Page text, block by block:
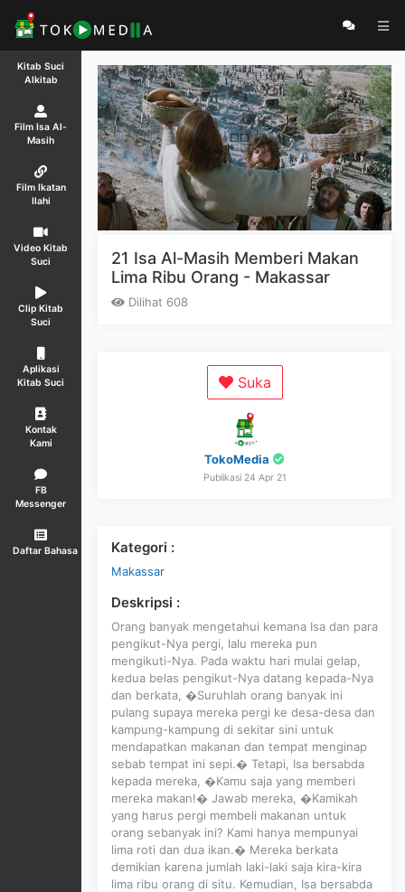
Kitab Suci
Alkitab
Film Isa Al-
Masih
Film Ikatan
Ilahi
Video Kitab
Suci
Clip Kitab
Suci
Aplikasi
Kitab Suci
Kontak
Kami
FB
Messenger
Daftar Bahasa
21 Isa Al-Masih Memberi Makan
Lima Ribu Orang - Makassar
Dilihat 608
Suka
TokoMedia
Publikasi 24 Apr 21
Kategori :
Makassar
Deskripsi :
Orang banyak mengetahui kemana Isa dan para
pengikut-Nya pergi, lalu mereka pun
mengikuti-Nya. Pada waktu hari mulai gelap,
kedua belas pengikut-Nya datang kepada-Nya
dan berkata, �Suruhlah orang banyak ini
pulang supaya mereka pergi ke desa-desa dan
kampung-kampung di sekitar sini untuk
mendapatkan makanan dan tempat menginap
sebab tempat ini sepi.� Tetapi, Isa bersabda
kepada mereka, �Kamu saja yang memberi
mereka makan!� Jawab mereka, �Kamikah
yang harus pergi membeli makanan untuk
orang sebanyak ini? Kami hanya mempunyai
lima roti dan dua ikan.� Mereka berkata
demikian karena jumlah laki-laki saja kira-kira
lima ribu orang di situ. Kemudian, Isa bersabda